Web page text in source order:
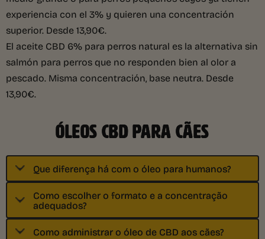
experiencia con el 3% y quieren una concentración
superior. Desde 13,90€.
El aceite CBD 6% para perros natural es la alternativa sin
salmón para perros que no responden bien al olor a
pescado. Misma concentración, base neutra. Desde
13,90€.
ÓLEOS CBD PARA CÃES
Que diferença há com o óleo para humanos?
Como escolher o formato e a concentração
adequados?
Como administrar o óleo de CBD aos cães?